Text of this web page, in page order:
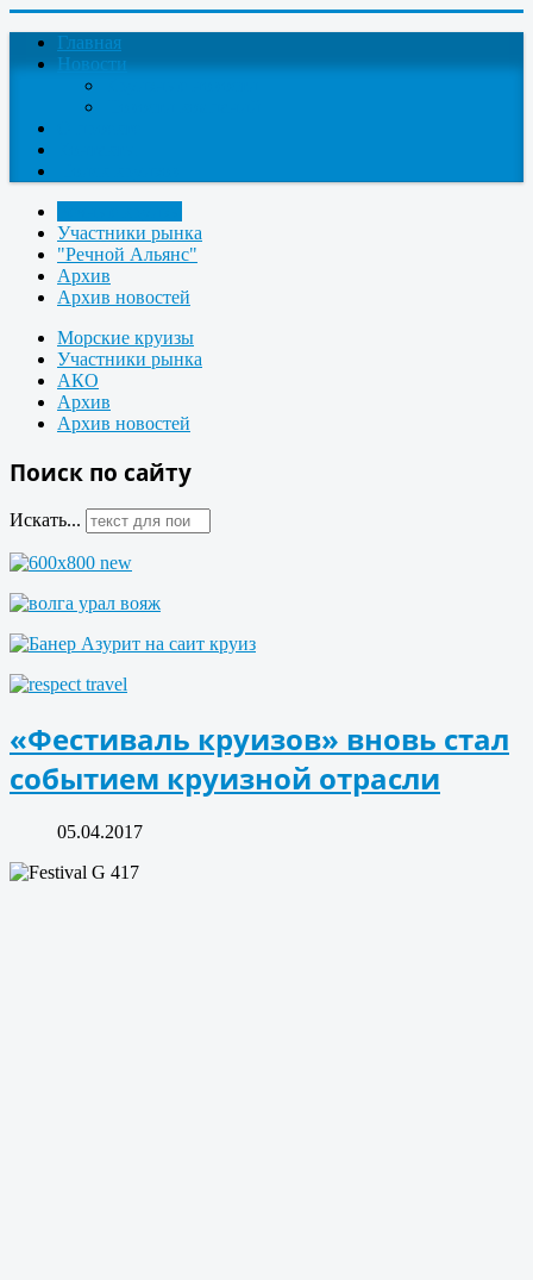
Главная
Новости
Участники рынка
"Речной Альянс"
Архив
Архив новостей
Морские круизы
Участники рынка
АКО
Архив
Архив новостей
Поиск по сайту
Искать...
«Фестиваль круизов» вновь стал
событием круизной отрасли
05.04.2017